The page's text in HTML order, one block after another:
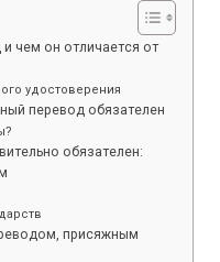
чем он отличается от
удостоверения
перевод обязателен
обязателен:
присяжным